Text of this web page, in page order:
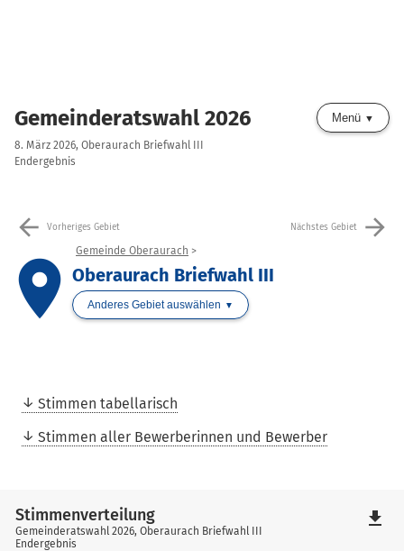
Gemeinderatswahl 2026
8. März 2026, Oberaurach Briefwahl III
Endergebnis
Menü
arrow_back Vorheriges Gebiet Nächstes Gebiet arrow_forward
place
Gemeinde Oberaurach
Oberaurach Briefwahl III
Anderes Gebiet auswählen
Stimmen tabellarisch
Stimmen aller Bewerberinnen und Bewerber
Stimmenverteilung
Gemeinderatswahl 2026, Oberaurach Briefwahl III
Endergebnis
file_download